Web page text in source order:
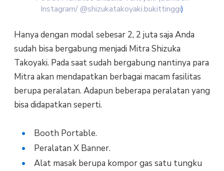
Instagram/ @shizukatakoyaki.bukittinggi)
Hanya dengan modal sebesar 2, 2 juta saja Anda
sudah bisa bergabung menjadi Mitra Shizuka
Takoyaki. Pada saat sudah bergabung nantinya para
Mitra akan mendapatkan berbagai macam fasilitas
berupa peralatan. Adapun beberapa peralatan yang
bisa didapatkan seperti.
Booth Portable.
Peralatan X Banner.
Alat masak berupa kompor gas satu tungku